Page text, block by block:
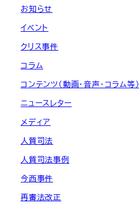
お知らせ
イベント
クリス事件
コラム
コンテンツ（動画・音声・コラム等）
ニュースレター
メディア
人質司法
人質司法事例
今西事件
再審法改正